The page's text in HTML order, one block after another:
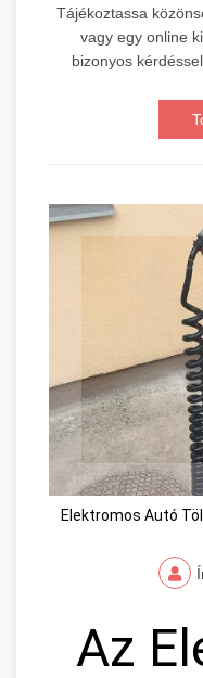
Tájékoztassa
vagy egy online
bizonyos
Elektromos Autó
Az